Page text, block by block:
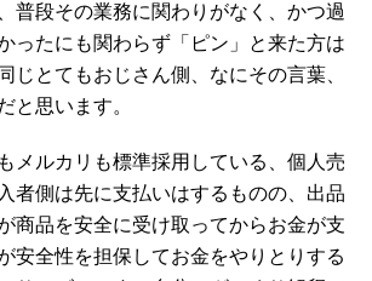
普段その業務に関わりがなく、かつ過
ったにも関わらず「ピン」と来た方は
じとてもおじさん側、なにその言葉、
と思います。
メルカリも標準採用している、個人売
者側は先に支払いはするものの、出品
商品を安全に受け取ってからお金が支
安全性を担保してお金をやりとりする